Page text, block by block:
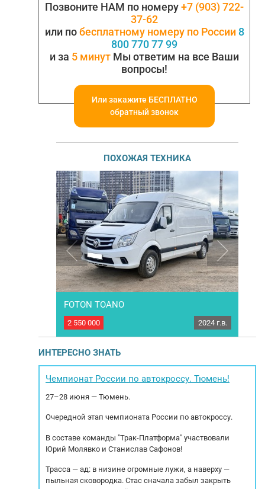
Позвоните НАМ по номеру+7 (903) 722-
37-62
или побесплатному номеру по России 8
800 770 77 99
и за 5 минут Мы ответим на все Ваши
вопросы!
Или закажите БЕСПЛАТНО
обратный звонок
ПОХОЖАЯ ТЕХНИКА
Пробег
Цельнометаллический грузовик FOTON TOANO,
передач МКПП 6 ст. Мощность двигателя: 149
л.с. Модель двигателя: ISF2.8s5F148 2.776
куб.см. Экологический класс: 5 Тип тормозов:
FOTON TOANO
2 550 000 2024 г.в.
ИНТЕРЕСНО ЗНАТЬ
Чемпионат России по автокроссу. Тюмень!
27–28 июня — Тюмень.
Очередной этап чемпионата России по автокроссу.
В составе команды "Трак-Платформа" участвовали
Юрий Молявко и Станислав Сафонов!
Трасса — ад: в низине огромные лужи, а наверху —
пыльная сковородка. Стас сначала забыл закрыть